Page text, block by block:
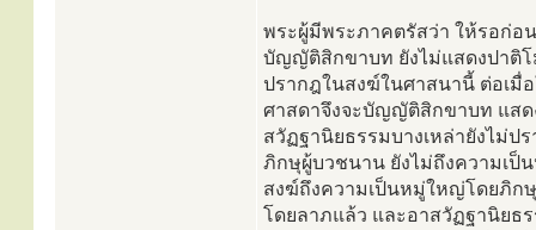
พระผู้มีพระภาคตรัสว่า ให้รอก่อ
บัญญัติสิกขาบท ยังไม่แสดงปาติโ
ปรากฎในสงฆ์ในศาสนานี้ ต่อเมื่
ศาสดาจึงจะบัญญัติสิกขาบท แส
สวัฏฐานิยธรรมบางเหล่ายังไม่
ภิกษุผู้บวชนาน ยังไม่ถึงความเป็
สงฆ์ถึงความเป็นหมู่ใหญ่โดยภิก
โดยลาภแล้ว และอาสวัฏฐานิยธ